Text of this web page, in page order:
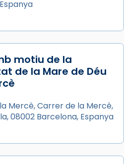
afirma en una obra
motiu de la
de la Mare de Déu
Mercè, Carrer de la Mercè,
08002 Barcelona, Espanya